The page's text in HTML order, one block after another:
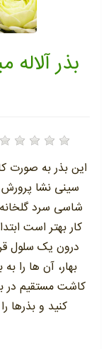
این بذر به صورت
سینی نشا پرورش
شاسی سرد گلخانه
کار بهتر است
درون یک سلول
بهار، آن ها را
کاشت مستقیم در
کنید و بذرها را در عمق 1 الی